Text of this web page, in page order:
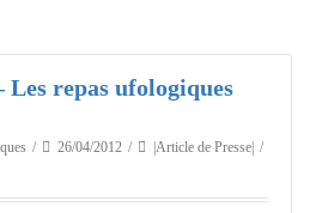
Les repas ufologiques
26/04/2012
|Article de Presse|